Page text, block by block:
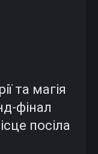
та магія
фінал
посіла